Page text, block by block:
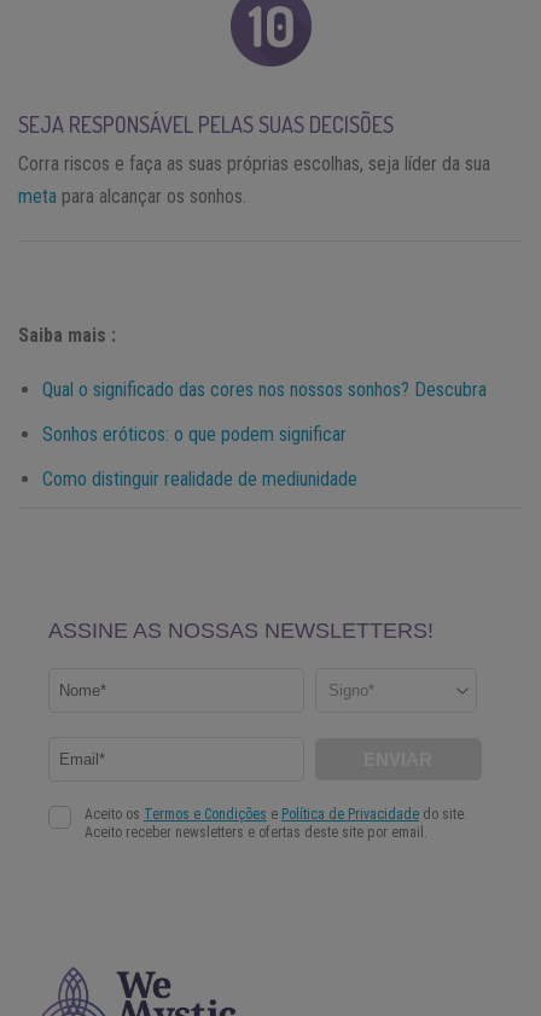
SEJA RESPONSÁVEL PELAS SUAS DECISÕES
Corra riscos e faça as suas próprias escolhas, seja líder da sua
meta para alcançar os sonhos.
Saiba mais :
Qual o significado das cores nos nossos sonhos? Descubra
Sonhos eróticos: o que podem significar
Como distinguir realidade de mediunidade